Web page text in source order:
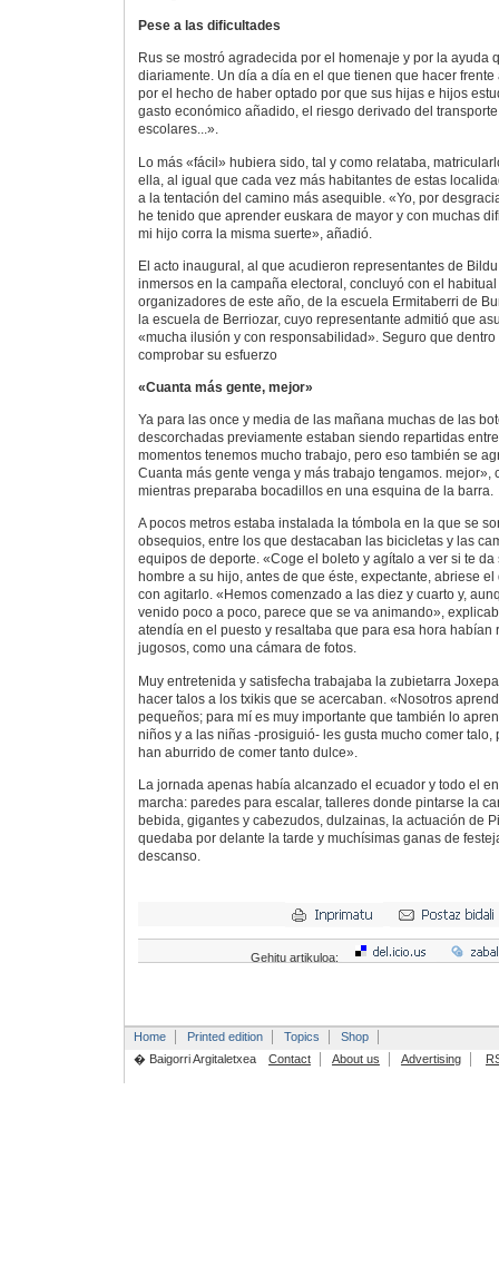
Pese a las dificultades
Rus se mostró agradecida por el homenaje y por la ayuda
diariamente. Un día a día en el que tienen que hacer
por el hecho de haber optado por que sus hijas e hijos
gasto económico añadido, el riesgo derivado del
escolares...».
Lo más «fácil» hubiera sido, tal y como relataba,
ella, al igual que cada vez más habitantes de estas
a la tentación del camino más asequible. «Yo, por
he tenido que aprender euskara de mayor y con muchas
mi hijo corra la misma suerte», añadió.
El acto inaugural, al que acudieron representantes de
inmersos en la campaña electoral, concluyó con el
organizadores de este año, de la escuela Ermitaberri de
la escuela de Berriozar, cuyo representante admitió que
«mucha ilusión y con responsabilidad». Seguro que
comprobar su esfuerzo
«Cuanta más gente, mejor»
Ya para las once y media de las mañana muchas de las
descorchadas previamente estaban siendo repartidas
momentos tenemos mucho trabajo, pero eso también se
Cuanta más gente venga y más trabajo tengamos. mejor»,
mientras preparaba bocadillos en una esquina de la barra.
A pocos metros estaba instalada la tómbola en la que se
obsequios, entre los que destacaban las bicicletas y las
equipos de deporte. «Coge el boleto y agítalo a ver si te
hombre a su hijo, antes de que éste, expectante, abriese
con agitarlo. «Hemos comenzado a las diez y cuarto y,
venido poco a poco, parece que se va animando»,
atendía en el puesto y resaltaba que para esa hora habían
jugosos, como una cámara de fotos.
Muy entretenida y satisfecha trabajaba la zubietarra
hacer talos a los txikis que se acercaban. «Nosotros
pequeños; para mí es muy importante que también lo
niños y a las niñas -prosiguió- les gusta mucho comer
han aburrido de comer tanto dulce».
La jornada apenas había alcanzado el ecuador y todo el
marcha: paredes para escalar, talleres donde pintarse la
bebida, gigantes y cabezudos, dulzainas, la actuación de
quedaba por delante la tarde y muchísimas ganas de
descanso.
Gehitu artikuloa:
Home Printed edition Topics
Shop
� Baigorri Argitaletxea
Contact About us Advertising